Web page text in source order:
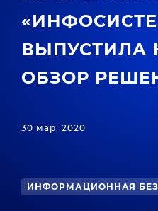
ВЫПУСТИЛА
ОБЗОР
30 мар. 2020
ИНФОРМАЦИОННАЯ